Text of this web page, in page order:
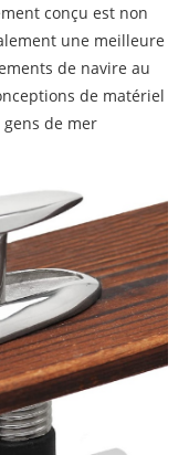
conçu est non
une meilleure
de navire au
de matériel
de mer